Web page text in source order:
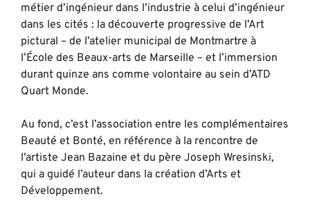
métier d’ingénieur dans l’industrie à celui d’ingénieur
dans les cités : la découverte progressive de l’Art
pictural – de l’atelier municipal de Montmartre à
l’École des Beaux-arts de Marseille – et l’immersion
durant quinze ans comme volontaire au sein d’ATD
Quart Monde.
Au fond, c’est l’association entre les complémentaires
Beauté et Bonté, en référence à la rencontre de
l’artiste Jean Bazaine et du père Joseph Wresinski,
qui a guidé l’auteur dans la création d’Arts et
Développement.